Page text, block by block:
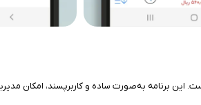
برنامه به‌صورت ساده و کاربرپسند، امکان